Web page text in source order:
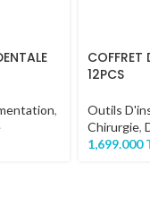
,
COFFRET
12PCS
Outils
Chirurgie,
1,699.000